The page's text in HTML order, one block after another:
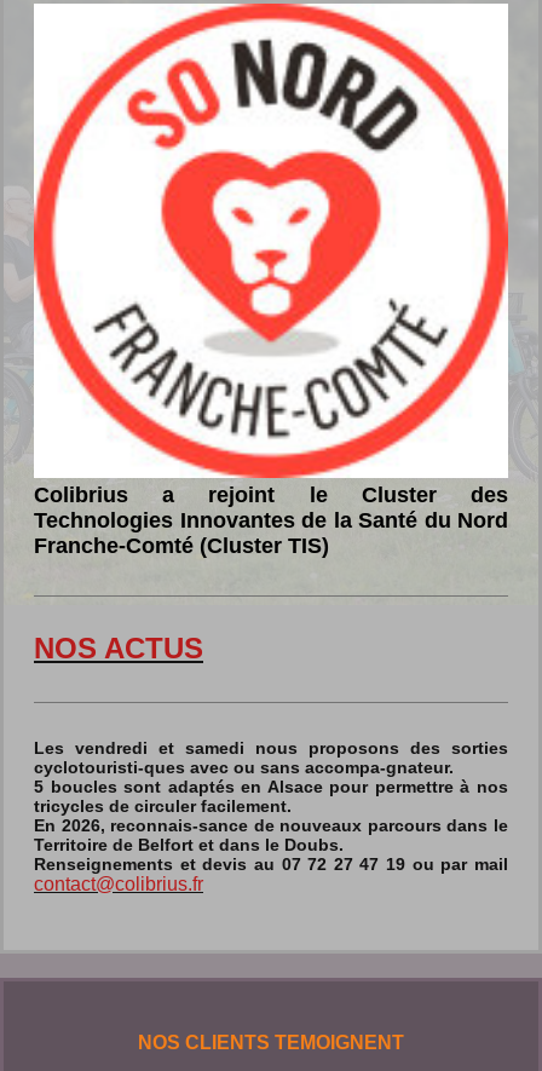
Colibrius a rejoint le Cluster des
Technologies Innovantes de la Santé du Nord
Franche-Comté (Cluster TIS)
NOS ACTUS
Les vendredi et samedi nous proposons des sorties
cyclotouristi-ques avec ou sans accompa-gnateur.
5 boucles sont adaptés en Alsace pour permettre à nos
tricycles de circuler facilement.
En 2026, reconnais-sance de nouveaux parcours dans le
Territoire de Belfort et dans le Doubs.
Renseignements et devis au 07 72 27 47 19 ou par mail
contact@colibrius.fr
NOS CLIENTS TEMOIGNENT